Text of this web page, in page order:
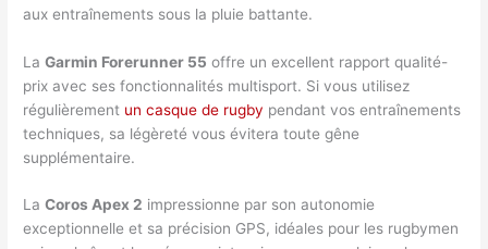
aux entraînements sous la pluie battante.
LaGarmin Forerunner 55 offre un excellent rapport qualité-
prix avec ses fonctionnalités multisport. Si vous utilisez
régulièrement un casque de rugby pendant vos entraînements
techniques, sa légèreté vous évitera toute gêne
supplémentaire.
LaCoros Apex 2 impressionne par son autonomie
exceptionnelle et sa précision GPS, idéales pour les rugbymen